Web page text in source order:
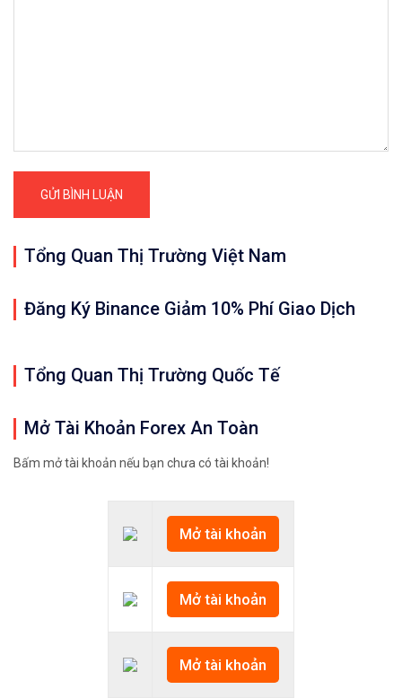
Tổng Quan Thị Trường Việt Nam
Đăng Ký Binance Giảm 10% Phí Giao Dịch
Tổng Quan Thị Trường Quốc Tế
Mở Tài Khoản Forex An Toàn
Bấm mở tài khoản nếu bạn chưa có tài khoản!
Mở tài khoản
Mở tài khoản
Mở tài khoản